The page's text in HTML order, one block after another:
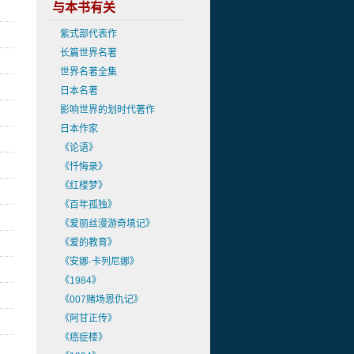
与本书有关
紫式部代表作
长篇世界名著
世界名著全集
日本名著
影响世界的划时代著作
日本作家
《论语》
《忏悔录》
《红楼梦》
《百年孤独》
《爱丽丝漫游奇境记》
《爱的教育》
《安娜·卡列尼娜》
《1984》
《007赌场恩仇记》
《阿甘正传》
《癌症楼》